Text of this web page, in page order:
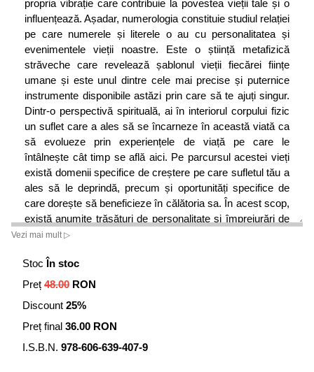
propria vibrație care contribuie la povestea vieții tale și o
influențează. Așadar, numerologia constituie studiul relației
pe care numerele și literele o au cu personalitatea și
evenimentele vieții noastre. Este o știință metafizică
străveche care revelează șablonul vieții fiecărei ființe
umane și este unul dintre cele mai precise și puternice
instrumente disponibile astăzi prin care să te ajuți singur.
Dintr-o perspectivă spirituală, ai în interiorul corpului fizic
un suflet care a ales să se încarneze în această viată ca
să evolueze prin experiențele de viață pe care le
întâlnește cât timp se află aici. Pe parcursul acestei vieți
există domenii specifice de creștere pe care sufletul tău a
ales să le deprindă, precum și oportunități specifice de
care dorește să beneficieze în călătoria sa. În acest scop,
există anumite trăsături de personalitate și împrejurări de
viață de care are nevoie ca să-și îndeplinească scopul –
profilul tău numerologic dezvăluie șablonul a ceea ce
sufletul tău a ales în avans să îndeplinească în această
abilitatea de a-ți dezvălui destinul și scopul vieții, precum
și lecțiile de viață pe care le vei înfrunta de-a lungul căii –
ceea ce reprezintă o informație valoroasă dacă vrei să
Vezi mai mult ▷
Stoc În stoc
Preț 48.00 RON
Discount 25%
Preț final 36.00 RON
I.S.B.N. 978-606-639-407-9